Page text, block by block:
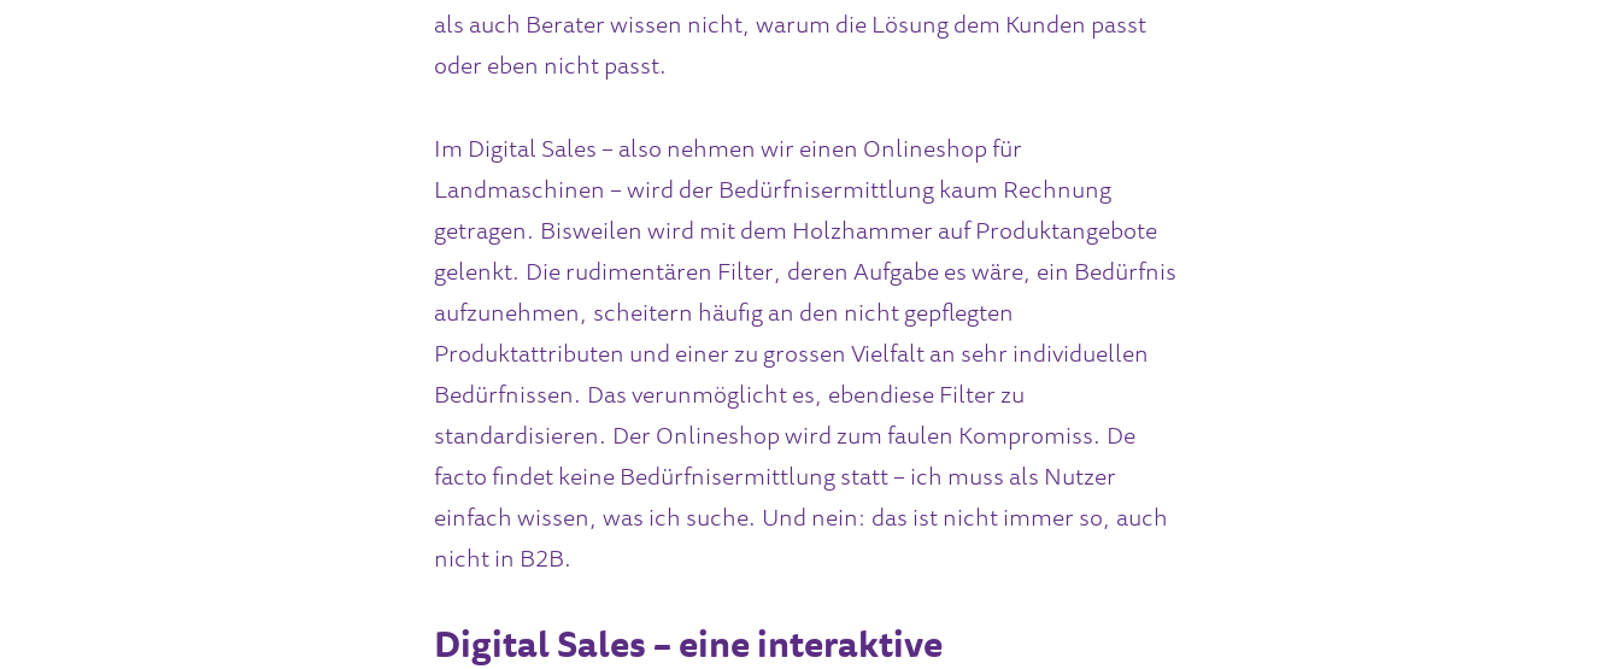
als auch Berater wissen nicht, warum die Lösung dem Kunden passt
oder eben nicht passt.
Im Digital Sales – also nehmen wir einen Onlineshop für
Landmaschinen – wird der Bedürfnisermittlung kaum Rechnung
getragen. Bisweilen wird mit dem Holzhammer auf Produktangebote
gelenkt. Die rudimentären Filter, deren Aufgabe es wäre, ein Bedürfnis
aufzunehmen, scheitern häufig an den nicht gepflegten
Produktattributen und einer zu grossen Vielfalt an sehr individuellen
Bedürfnissen. Das verunmöglicht es, ebendiese Filter zu
standardisieren. Der Onlineshop wird zum faulen Kompromiss. De
facto findet keine Bedürfnisermittlung statt – ich muss als Nutzer
einfach wissen, was ich suche. Und nein: das ist nicht immer so, auch
nicht in B2B.
Digital Sales – eine interaktive